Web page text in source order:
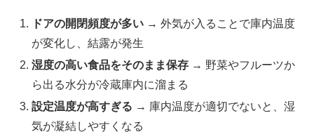
ドアの開閉頻度が多い → 外気が入ることで庫内温度
が変化し、結露が発生
湿度の高い食品をそのまま保存 → 野菜やフルーツか
ら出る水分が冷蔵庫内に溜まる
設定温度が高すぎる → 庫内温度が適切でないと、湿
気が凝結しやすくなる